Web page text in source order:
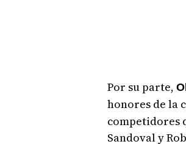
Por su parte,
honores de la
competidores
Sandoval y